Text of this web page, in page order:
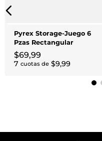
Pyrex Storage-Juego 6
Pzas Rectangular
$69,99
7 cuotas de $9,99